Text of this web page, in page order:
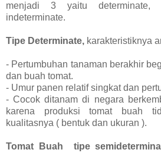
menjadi 3 yaitu determinate,
indeterminate.
Tipe Determinate, karakteristiknya
- Pertumbuhan tanaman berakhir
dan buah tomat.
- Umur panen relatif singkat dan
- Cocok ditanam di negara
karena produksi tomat buah
kualitasnya ( bentuk dan ukuran ).
Tomat Buah tipe